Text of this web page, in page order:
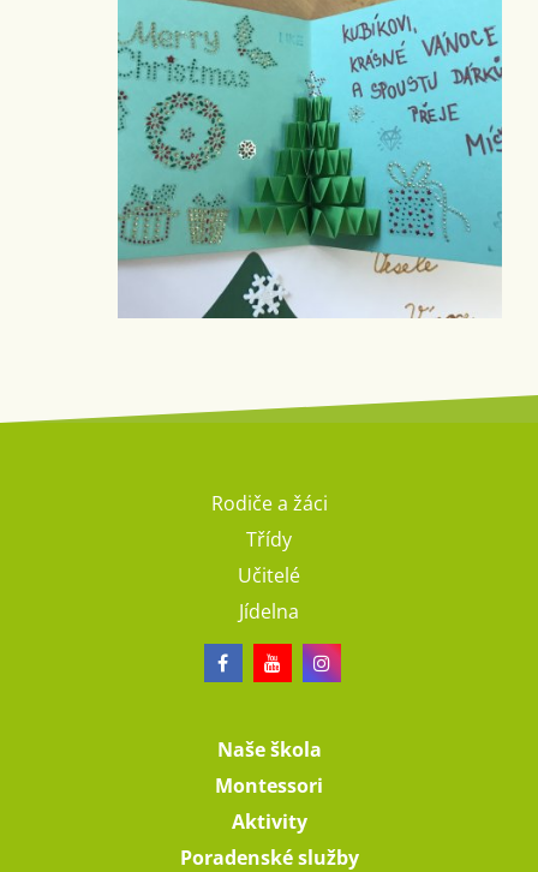
Rodiče a žáci
Třídy
Učitelé
Jídelna
Naše škola
Montessori
Aktivity
Poradenské služby